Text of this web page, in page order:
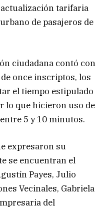
tarifaria
de pasajeros de
ciudadana contó con
once inscriptos, los
el tiempo estipulado
lo que hicieron uso de
5 y 10 minutos.
expresaron su
se encuentran el
Payes, Julio
Vecinales, Gabriela
del